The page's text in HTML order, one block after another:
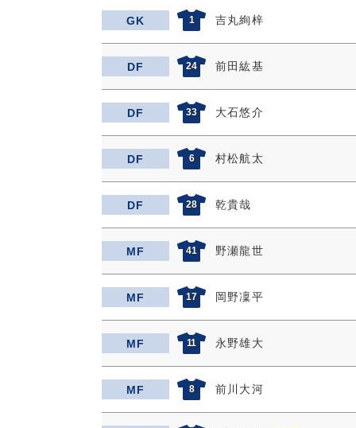
GK 1 吉丸絢梓
DF 24 前田紘基
DF 33 大石悠介
DF 6 村松航太
DF 28 乾貴哉
MF 41 野瀬龍世
MF 17 岡野凜平
MF 11 永野雄大
MF 8 前川大河